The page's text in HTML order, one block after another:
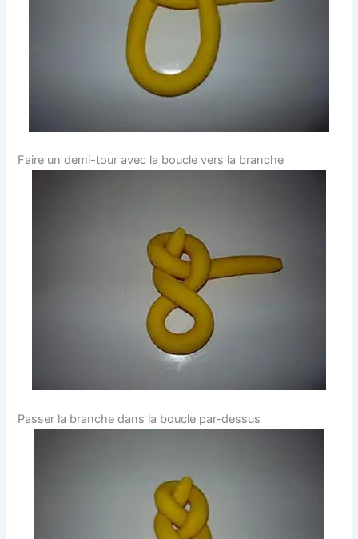
Faire un demi-tour avec la boucle vers la branche
Passer la branche dans la boucle par-dessus